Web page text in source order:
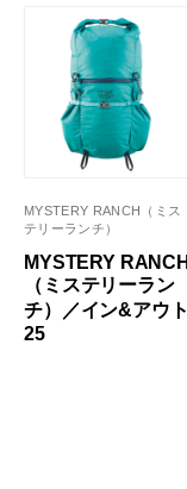
MYSTERY RANCH（ミス
テリーランチ）
MYSTERY RANCH
（ミステリーラン
チ）／イン&アウト
25